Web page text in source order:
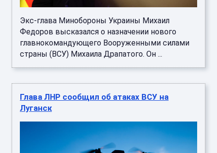
Экс-глава Минобороны Украины Михаил
Федоров высказался о назначении нового
главнокомандующего Вооруженными силами
страны (ВСУ) Михаила Драпатого. Он ...
Глава ЛНР сообщил об атаках ВСУ на
Луганск